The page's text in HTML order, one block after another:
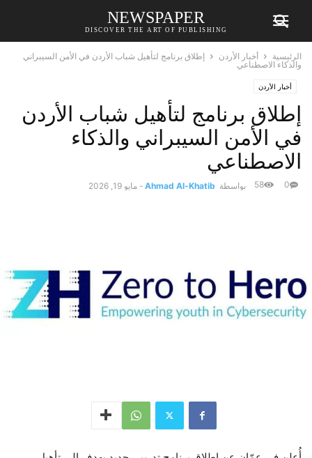
NEWSPAPER
DISCOVER THE ART OF PUBLISHING
الرئيسية أخبار الأردن
إطلاق برنامج لتأهيل شباب الأردن في الأمن السيبراني
والذكاء الاصطناعي
أخبار الأردن
إطلاق برنامج لتأهيل شباب الأردن
في الأمن السيبراني والذكاء
الاصطناعي
بواسطة Ahmad Al-Khatib
- مايو 19, 2026 0
58